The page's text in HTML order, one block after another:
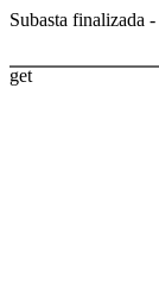
Subasta
get